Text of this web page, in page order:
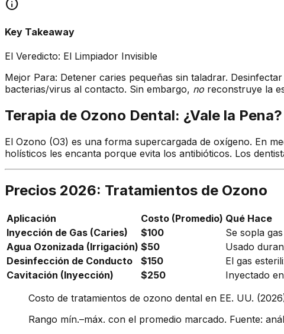
info
Key Takeaway
El Veredicto: El Limpiador Invisible
Mejor Para: Detener caries pequeñas sin taladrar.
bacterias/virus al contacto. Sin embargo, no reconstruye la
Terapia de Ozono Dental: ¿Vale la Pena?
El Ozono (O3) es una forma supercargada de oxígeno. En
holísticos les encanta porque evita los antibióticos. Los
Precios 2026: Tratamientos de Ozono
Aplicación Costo (Promedio) Qué Hace
Inyección de Gas (Caries)
$100
Se sopla
Agua Ozonizada (Irrigación) $50
Usado
Desinfección de Conducto
$150
El gas
Cavitación (Inyección)
$250
Inyectado
Costo de tratamientos de ozono dental en EE. UU.
Rango mín.–máx. con el promedio marcado. Fuente: